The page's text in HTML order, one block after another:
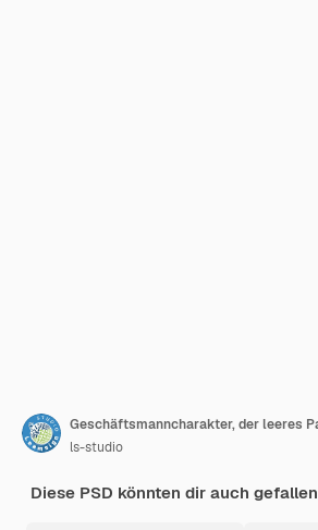
ls-studio
Diese PSD könnten dir auch gefallen